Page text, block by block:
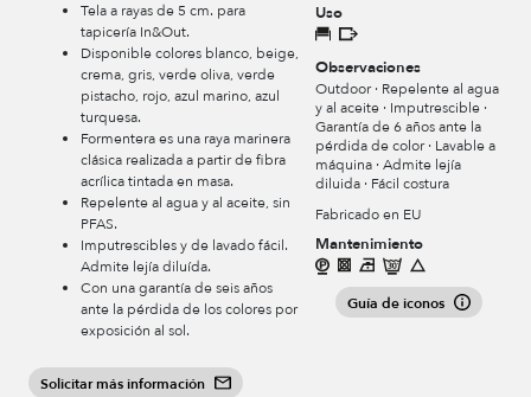
Tela a rayas de 5 cm. para
tapicería In&Out.
Disponible colores blanco, beige,
crema, gris, verde oliva, verde
pistacho, rojo, azul marino, azul
turquesa.
Formentera es una raya marinera
clásica realizada a partir de fibra
acrílica tintada en masa.
Repelente al agua y al aceite, sin
PFAS.
Imputrescibles y de lavado fácil.
Admite lejía diluída.
Con una garantía de seis años
ante la pérdida de los colores por
exposición al sol.
Solicitar más información
Uso
Observaciones
Outdoor · Repelente al agua
y al aceite · Imputrescible ·
Garantía de 6 años ante la
pérdida de color · Lavable a
máquina · Admite lejía
diluida · Fácil costura
Fabricado en EU
Mantenimiento
Guía de iconos